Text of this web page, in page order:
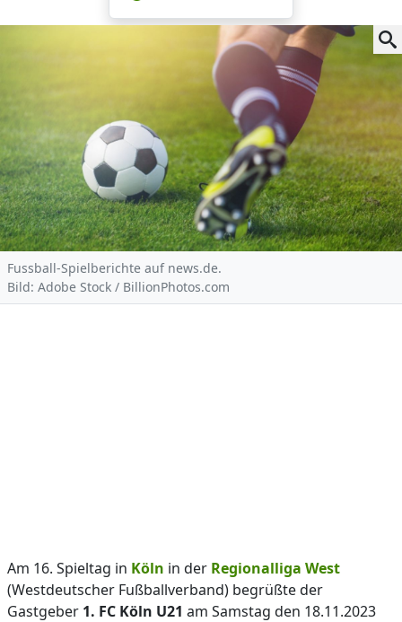
Fussball-Spielberichte auf news.de.
Bild: Adobe Stock / BillionPhotos.com
Am 16. Spieltag in Köln in der Regionalliga West
(Westdeutscher Fußballverband) begrüßte der
Gastgeber 1. FC Köln U21 am Samstag den 18.11.2023